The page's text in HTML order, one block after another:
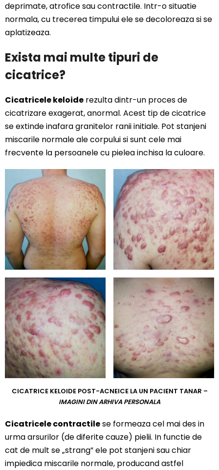
deprimate, atrofice sau contractile. Intr-o situatie
normala, cu trecerea timpului ele se decoloreaza si se
aplatizeaza.
Exista mai multe tipuri de
cicatrice?
Cicatricele keloide rezulta dintr-un proces de
cicatrizare exagerat, anormal. Acest tip de cicatrice
se extinde inafara granitelor ranii initiale. Pot stanjeni
miscarile normale ale corpului si sunt cele mai
frecvente la persoanele cu pielea inchisa la culoare.
CICATRICE KELOIDE POST-ACNEICE LA UN PACIENT TANAR –
IMAGINI DIN ARHIVA PERSONALA
Cicatricele contractilese formeaza cel mai des in
urma arsurilor (de diferite cauze) pielii. In functie de
cat de mult se „strang” ele pot stanjeni sau chiar
impiedica miscarile normale, producand astfel